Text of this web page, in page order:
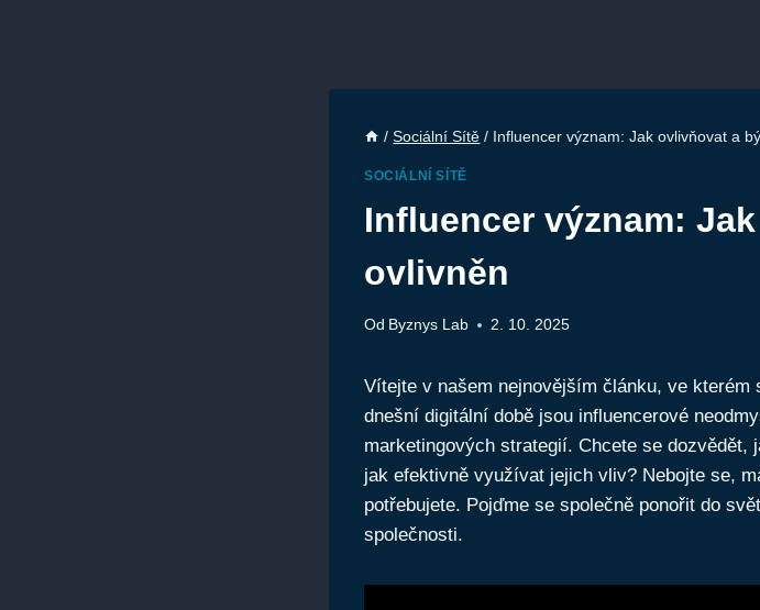
/ Sociální Sítě / Influencer význam: Jak ovlivňovat a
SOCIÁLNÍ SÍTĚ
Influencer význam:
ovlivněn
Od Byznys Lab 2. 10. 2025
Vítejte v našem nejnovějším článku, ve kterém
dnešní digitální době jsou influencerové
marketingových strategií. Chcete se dozvědět,
jak efektivně využívat jejich vliv? Nebojte se,
potřebujete. Pojďme se společně ponořit do
společnosti.